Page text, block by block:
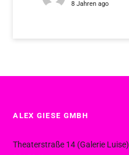
8 Jahren ago
ALEX GIESE GMBH
Theaterstraße 14 (Galerie Luise)